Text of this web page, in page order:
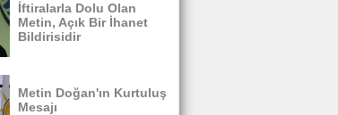
İftiralarla Dolu Olan
Metin, Açık Bir İhanet
Bildirisidir
Metin Doğan'ın Kurtuluş
Mesajı